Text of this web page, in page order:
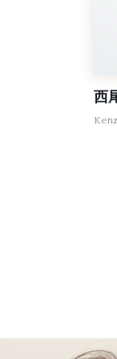
西